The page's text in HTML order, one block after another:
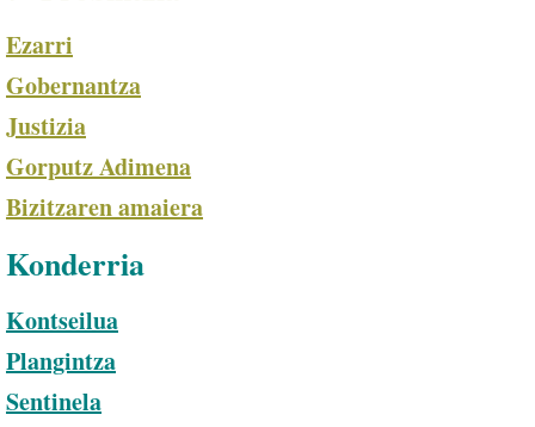
Ezarri
Gobernantza
Justizia
Gorputz Adimena
Bizitzaren amaiera
Konderria
Kontseilua
Plangintza
Sentinela